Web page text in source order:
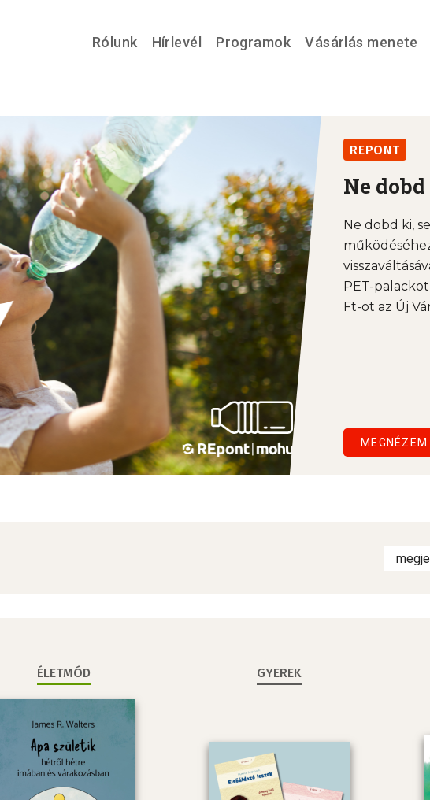
Rólunk Hírlevél Programok Vásárlás menete
REPONT
Ne
Ne dobd ki,
PET-
Ft-ot az Új
MEGNÉZEM
ÉLETMÓD GYEREK